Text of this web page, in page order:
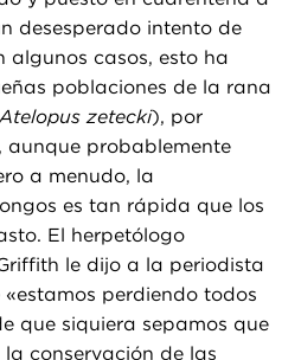
desesperado intento de
algunos casos, esto ha
poblaciones de la rana
Atelopus zetecki), por
aunque probablemente
a menudo, la
es tan rápida que los
El herpetólogo
le dijo a la periodista
perdiendo todos
que siquiera sepamos que
conservación de las